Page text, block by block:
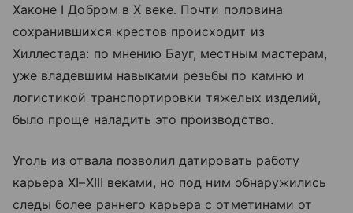
Хаконе I Добром в X веке. Почти половина
сохранившихся крестов происходит из
Хиллестада: по мнению Бауг, местным мастерам,
уже владевшим навыками резьбы по камню и
логистикой транспортировки тяжелых изделий,
было проще наладить это производство.
Уголь из отвала позволил датировать работу
карьера XI–XIII веками, но под ним обнаружились
следы более раннего карьера с отметинами от